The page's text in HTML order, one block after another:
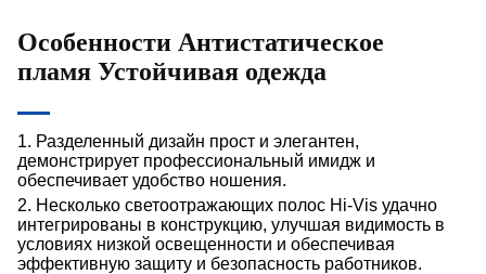
Особенности Антистатическое
пламя Устойчивая одежда
1. Разделенный дизайн прост и элегантен,
демонстрирует профессиональный имидж и
обеспечивает удобство ношения.
2. Несколько светоотражающих полос Hi-Vis удачно
интегрированы в конструкцию, улучшая видимость в
условиях низкой освещенности и обеспечивая
эффективную защиту и безопасность работников.